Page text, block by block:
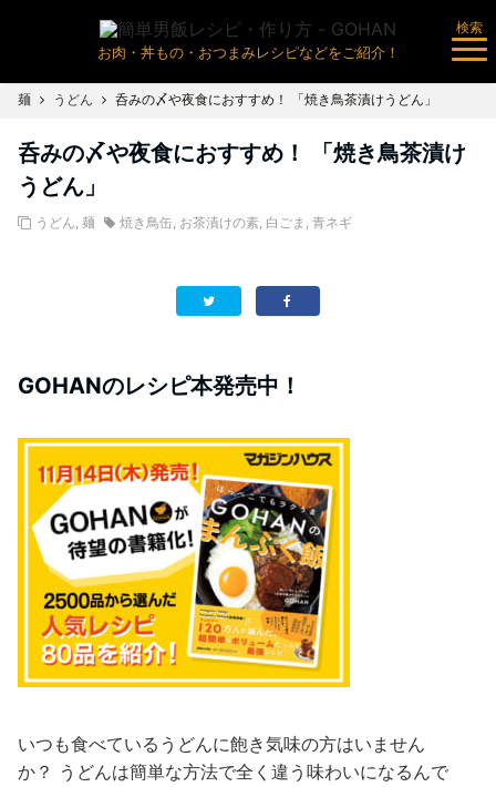
お肉・丼もの・おつまみレシピなどをご紹介！
検索
麺 うどん 呑みの〆や夜食におすすめ！ 「焼き鳥茶漬けうどん」
呑みの〆や夜食におすすめ！ 「焼き鳥茶漬け
うどん」
うどん, 麺 焼き鳥缶, お茶漬けの素, 白ごま , 青ネギ
GOHANのレシピ本発売中！
いつも食べているうどんに飽き気味の方はいません
か？ うどんは簡単な方法で全く違う味わいになるんで